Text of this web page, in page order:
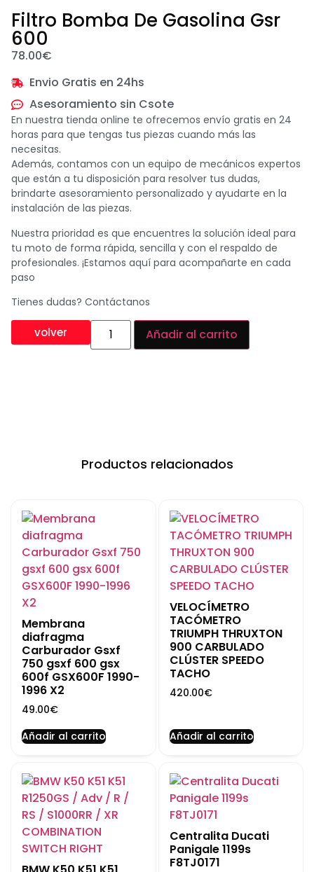
Filtro Bomba De Gasolina Gsr
600
78.00€
Envio Gratis en 24hs
Asesoramiento sin Csote
En nuestra tienda online te ofrecemos envío gratis en 24
horas para que tengas tus piezas cuando más las
necesitas.
Además, contamos con un equipo de mecánicos expertos
que están a tu disposición para resolver tus dudas,
brindarte asesoramiento personalizado y ayudarte en la
instalación de las piezas.
Nuestra prioridad es que encuentres la solución ideal para
tu moto de forma rápida, sencilla y con el respaldo de
profesionales. ¡Estamos aquí para acompañarte en cada
paso
Tienes dudas? Contáctanos
volver Añadir al carrito
Productos relacionados
Membrana
diafragma
Carburador Gsxf
750 gsxf 600 gsx
600f GSX600F 1990-
1996 X2
49.00€
Añadir al carrito
VELOCÍMETRO
TACÓMETRO
TRIUMPH THRUXTON
900 CARBULADO
CLÚSTER SPEEDO
TACHO
420.00€
Añadir al carrito
Centralita Ducati
Panigale 1199s
F8TJ0171